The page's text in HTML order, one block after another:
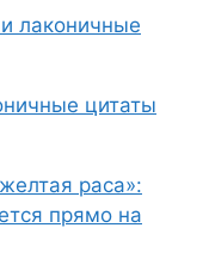
лаконичные
цитаты
раса»:
прямо на